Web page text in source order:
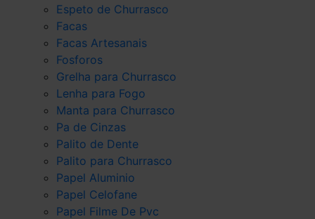
Espeto de Churrasco
Facas
Facas Artesanais
Fosforos
Grelha para Churrasco
Lenha para Fogo
Manta para Churrasco
Pa de Cinzas
Palito de Dente
Palito para Churrasco
Papel Aluminio
Papel Celofane
Papel Filme De Pvc